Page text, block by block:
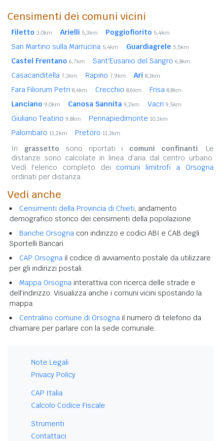
Censimenti dei comuni vicini
Filetto 3,0km Arielli 5,3km Poggiofiorito 5,4km
San Martino sulla Marrucina 5,4km Guardiagrele 5,5km
Castel Frentano 6,7km Sant'Eusanio del Sangro 6,8km
Casacanditella 7,3km Rapino 7,9km Ari 8,3km
Fara Filiorum Petri 8,4km Crecchio 8,6km Frisa 8,8km
Lanciano 9,0km Canosa Sannita 9,2km Vacri 9,5km
Giuliano Teatino 9,8km Pennapiedimonte 10,1km
Palombaro 11,2km Pretoro 11,3km
In grassetto sono riportati i comuni confinanti. Le
distanze sono calcolate in linea d'aria dal centro urbano.
Vedi l'elenco completo dei comuni limitrofi a Orsogna
ordinati per distanza.
Vedi anche
Censimenti della Provincia di Chieti, andamento
demografico storico dei censimenti della popolazione.
Banche Orsogna con indirizzo e codici ABI e CAB degli
Sportelli Bancari.
CAP Orsogna il codice di avviamento postale da utilizzare
per gli indirizzi postali.
Mappa Orsogna interattiva con ricerca delle strade e
dell'indirizzo. Visualizza anche i comuni vicini spostando la
mappa.
Centralino comune di Orsogna il numero di telefono da
chiamare per parlare con la sede comunale.
Note Legali
Privacy Policy
CAP Italia
Calcolo Codice Fiscale
Strumenti
Contattaci